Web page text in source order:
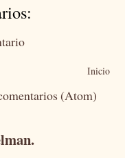
Inicio
(Atom)